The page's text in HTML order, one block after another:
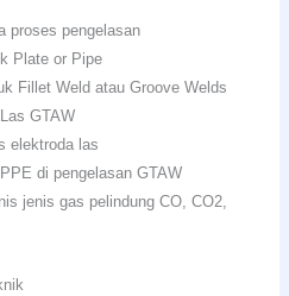
proses pengelasan
Plate or Pipe
Fillet Weld atau Groove Welds
GTAW
elektroda las
di pengelasan GTAW
jenis gas pelindung CO, CO2,